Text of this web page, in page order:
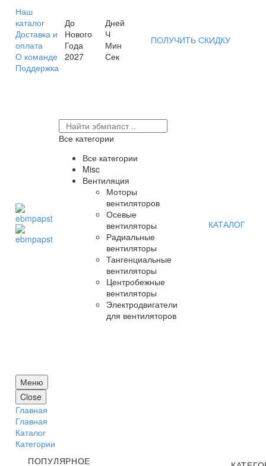
Наш
каталог
Доставка и
оплата
О команде
Поддержка
До
Нового
Года
2027
Дней
Ч
Мин
Сек
ПОЛУЧИТЬ СКИДКУ
Все категории
Все категории
Misc
Вентиляция
Моторы
вентиляторов
Осевые
вентиляторы
Радиальные
вентиляторы
Тангенциальные
вентиляторы
Центробежные
вентиляторы
Электродвигатели
для вентиляторов
КАТАЛОГ
Меню
Close
Главная
Главная
Каталог
Категории
ПОПУЛЯРНОЕ